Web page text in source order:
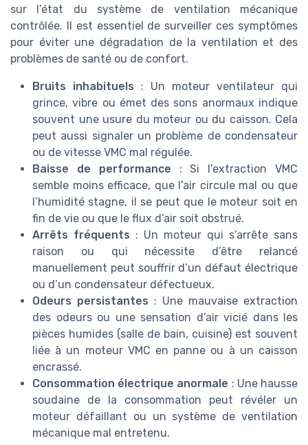
sur l’état du système de ventilation mécanique
contrôlée. Il est essentiel de surveiller ces symptômes
pour éviter une dégradation de la ventilation et des
problèmes de santé ou de confort.
Bruits inhabituels : Un moteur ventilateur qui
grince, vibre ou émet des sons anormaux indique
souvent une usure du moteur ou du caisson. Cela
peut aussi signaler un problème de condensateur
ou de vitesse VMC mal régulée.
Baisse de performance : Si l’extraction VMC
semble moins efficace, que l’air circule mal ou que
l’humidité stagne, il se peut que le moteur soit en
fin de vie ou que le flux d’air soit obstrué.
Arrêts fréquents : Un moteur qui s’arrête sans
raison ou qui nécessite d’être relancé
manuellement peut souffrir d’un défaut électrique
ou d’un condensateur défectueux.
Odeurs persistantes : Une mauvaise extraction
des odeurs ou une sensation d’air vicié dans les
pièces humides (salle de bain, cuisine) est souvent
liée à un moteur VMC en panne ou à un caisson
encrassé.
Consommation électrique anormale : Une hausse
soudaine de la consommation peut révéler un
moteur défaillant ou un système de ventilation
mécanique mal entretenu.